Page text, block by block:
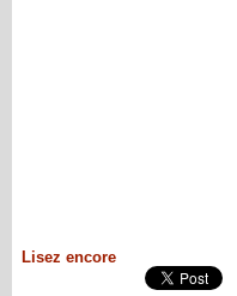
Lisez encore